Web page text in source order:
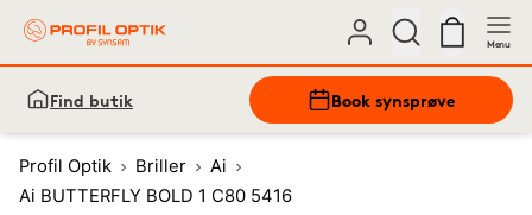
Menu
Find butik Book synsprøve
Profil Optik Briller
Ai
Ai BUTTERFLY BOLD 1 C80 5416